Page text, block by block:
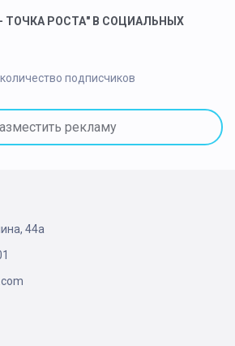
- ТОЧКА РОСТА" В СОЦИАЛЬНЫХ
подписчиков
рекламу
44а